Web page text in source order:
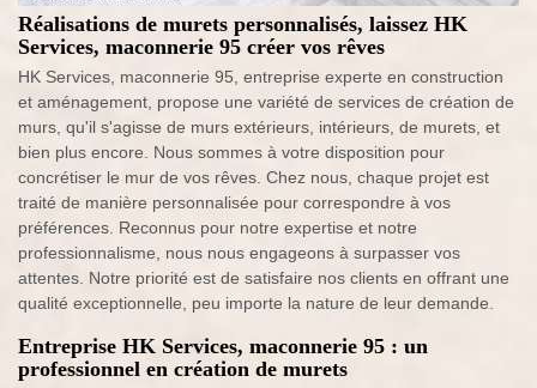
Réalisations de murets personnalisés, laissez HK
Services, maconnerie 95 créer vos rêves
HK Services, maconnerie 95, entreprise experte en construction
et aménagement, propose une variété de services de création de
murs, qu'il s'agisse de murs extérieurs, intérieurs, de murets, et
bien plus encore. Nous sommes à votre disposition pour
concrétiser le mur de vos rêves. Chez nous, chaque projet est
traité de manière personnalisée pour correspondre à vos
préférences. Reconnus pour notre expertise et notre
professionnalisme, nous nous engageons à surpasser vos
attentes. Notre priorité est de satisfaire nos clients en offrant une
qualité exceptionnelle, peu importe la nature de leur demande.
Entreprise HK Services, maconnerie 95 : un
professionnel en création de murets